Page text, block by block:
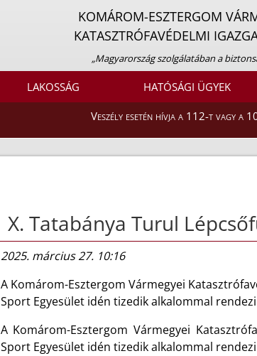
KOMÁROM-ESZTERGOM
KATASZTRÓFAVÉDELMI
„Magyarország szolgálatában a
LAKOSSÁG HATÓSÁGI ÜGYEK
Veszély esetén hívja a 112-t vagy a
X. Tatabánya Turul
2025. március 27. 10:16
A Komárom-Esztergom Vármegyei
Sport Egyesület idén tizedik alkalommal
A Komárom-Esztergom Vármegyei
Sport Egyesület idén tizedik alkalommal